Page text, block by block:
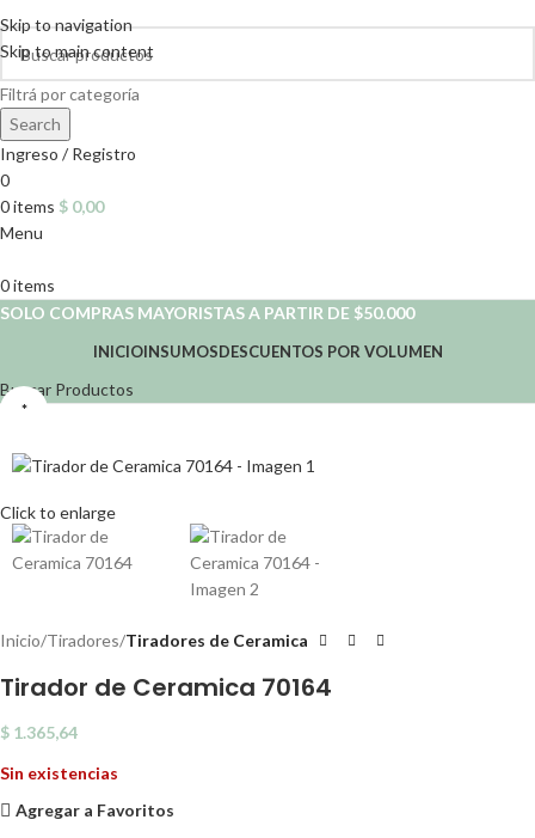
Skip to navigation
Skip to main content
Filtrá por categoría
Search
Ingreso / Registro
0
0items $ 0,00
Menu
0items
SOLO COMPRAS MAYORISTAS A PARTIR DE $50.000
INICIOINSUMOSDESCUENTOS POR VOLUMEN
Buscar Productos
*
Click to enlarge
Inicio Tiradores Tiradores de Ceramica
Tirador de Ceramica 70164
$ 1.365,64
Sin existencias
Agregar a Favoritos